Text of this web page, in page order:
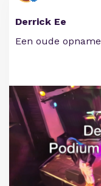
Derrick Ee
Een oude